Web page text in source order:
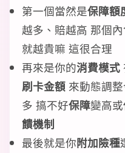
第一個當然是保障額
越多、賠越高 那個
就越貴嘛 這很合理
再來是你的消費模式
刷卡金額 來動態調
多 搞不好保障變高或
饋機制
最後就是你附加險種